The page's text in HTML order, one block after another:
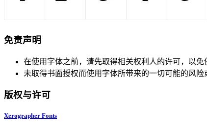
免责声明
在使用字体之前，请先取得相关权利人的许可，以免
未取得书面授权而使用字体所带来的一切可能的风险
版权与许可
Xerographer Fonts